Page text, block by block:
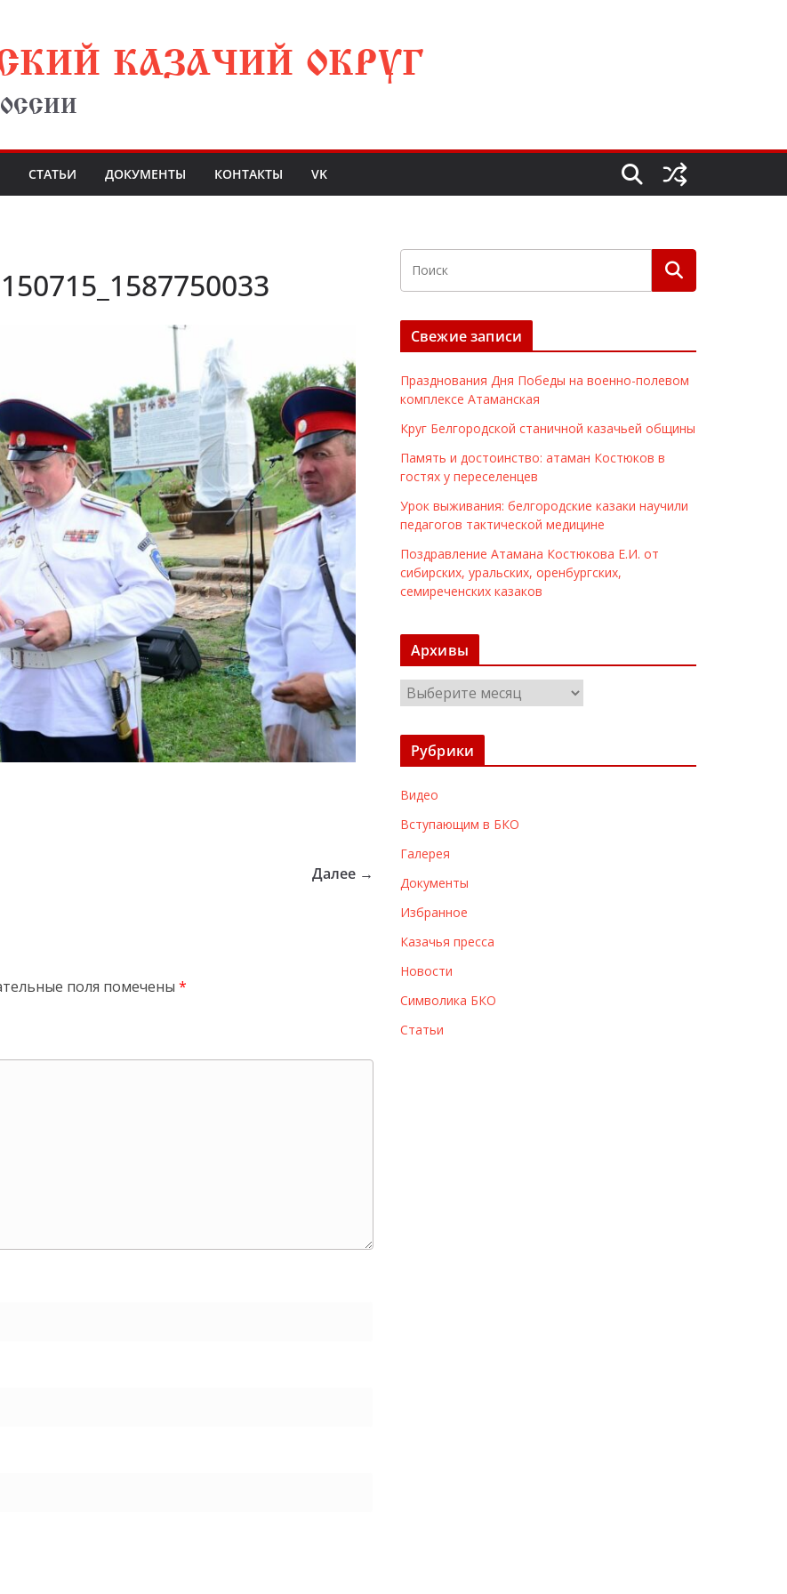
КАЗАЧИЙ ОКРУГ
СТАТЬИ ДОКУМЕНТЫ КОНТАКТЫ VK
Далее →
поля помечены *
Свежие записи
Празднования Дня Победы на военно-полевом
комплексе Атаманская
Круг Белгородской станичной казачьей общины
Память и достоинство: атаман Костюков в
гостях у переселенцев
Урок выживания: белгородские казаки научили
педагогов тактической медицине
Поздравление Атамана Костюкова Е.И. от
сибирских, уральских, оренбургских,
семиреченских казаков
Архивы
р
х
ы
Рубрики
Видео
Вступающим в БКО
Галерея
Документы
Избранное
Казачья пресса
Новости
Символика БКО
Статьи